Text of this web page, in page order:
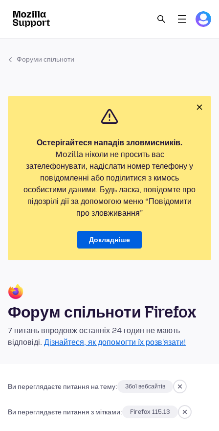
Форуми спільноти
Остерігайтеся нападів зловмисників.
Mozilla ніколи не просить вас
зателефонувати, надіслати номер телефону у
повідомленні або поділитися з кимось
особистими даними. Будь ласка, повідомте про
підозрілі дії за допомогою меню “Повідомити
про зловживання”
Докладніше
Форум спільноти Firefox
7 питань впродовж останніх 24 годин не мають
відповіді. Дізнайтеся, як допомогти їх розв'язати!
Ви переглядаєте питання на тему: Збої вебсайтів
Ви переглядаєте питання з мітками: Firefox 115.13